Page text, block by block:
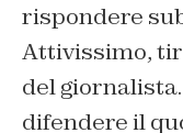
rispondere
Attivissimo,
del
difendere il